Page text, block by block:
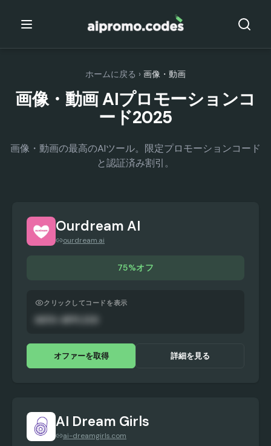
ホームに戻る › 画像・動画
画像・動画 AIプロモーションコ
ード2025
画像・動画の最高のAIツール。限定プロモーションコード
と認証済み割引。
Ourdream AI
ourdream.ai
75%オフ
クリックしてコードを表示
オファーを取得 詳細を見る
AI Dream Girls
ai-dreamgirls.com